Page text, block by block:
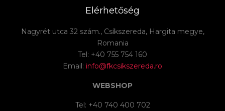
Elérhetőség
Nagyrét utca 32 szám., Csíkszereda, Hargita megye,
Romania
Tel: +40 755 754 160
Email: info@fkcsikszereda.ro
WEBSHOP
Tel: +40 740 400 702